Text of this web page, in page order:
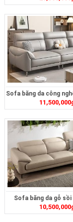
Sofa băng da công
11,500,000
Sofa băng da gỗ sồi
10,500,000